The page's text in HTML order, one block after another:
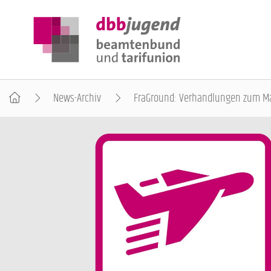
ÜBER DIE DBB JUGEND
AUSBILDUNGSINFORMATIONEN
News-Archiv FraGround: Verhandlungen zum